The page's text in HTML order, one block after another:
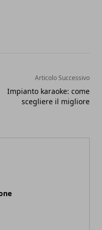
Articolo Successivo
Impianto karaoke: come
scegliere il migliore